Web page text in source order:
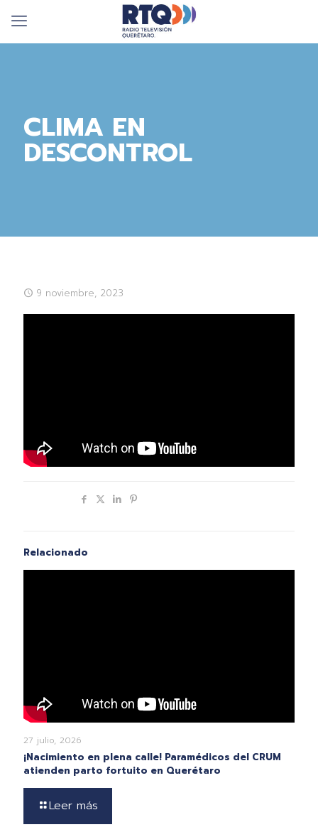
CLIMA EN
DESCONTROL
9 noviembre, 2023
Relacionado
27 julio, 2026
¡Nacimiento en plena calle! Paramédicos del CRUM
atienden parto fortuito en Querétaro
Leer más